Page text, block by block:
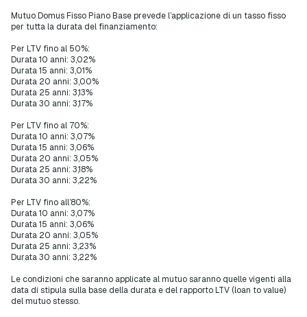
Mutuo Domus Fisso Piano Base prevede l’applicazione di un tasso fisso
per tutta la durata del finanziamento:
Per LTV fino al 50%:
Durata 10 anni: 3,02%
Durata 15 anni: 3,01%
Durata 20 anni: 3,00%
Durata 25 anni: 3,13%
Durata 30 anni: 3,17%
Per LTV fino al 70%:
Durata 10 anni: 3,07%
Durata 15 anni: 3,06%
Durata 20 anni: 3,05%
Durata 25 anni: 3,18%
Durata 30 anni: 3,22%
Per LTV fino all’80%:
Durata 10 anni: 3,07%
Durata 15 anni: 3,06%
Durata 20 anni: 3,05%
Durata 25 anni: 3,23%
Durata 30 anni: 3,22%
Le condizioni che saranno applicate al mutuo saranno quelle vigenti alla
data di stipula sulla base della durata e del rapporto LTV (loan to value)
del mutuo stesso.